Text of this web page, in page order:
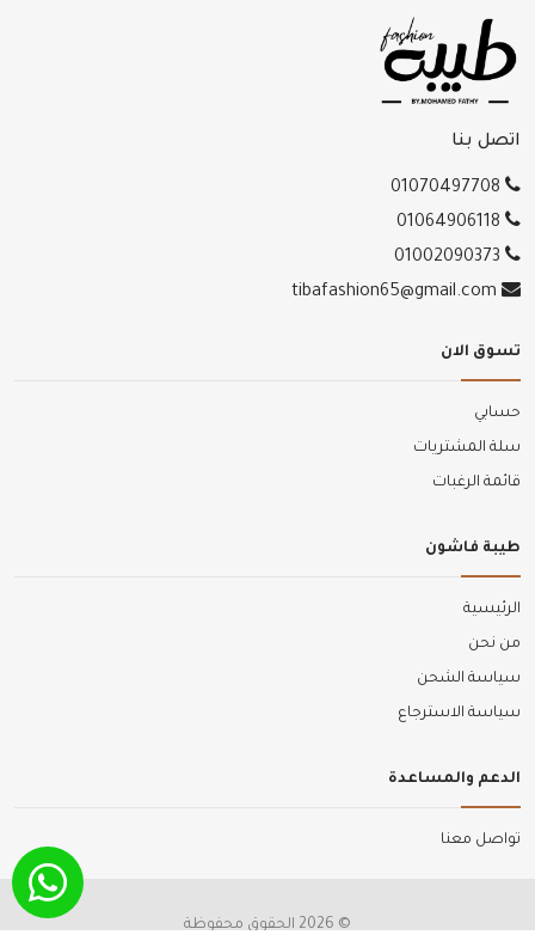
اتصل بنا
تسوق الان
حسابي
سلة المشتريات
قائمة الرغبات
طيبة فاشون
الرئيسية
من نحن
سياسة الشحن
سياسة الاسترجاع
الدعم والمساعدة
تواصل معنا
© 2026 الحقوق محفوظة